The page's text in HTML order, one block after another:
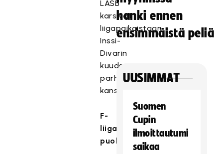
LASB
karsivat
liigapaikoistaan
Inssi-
Divarin
kuuden
parhaan
kanssa.
F-
liigan
puolivälieräparit:
hanki ennen
ensimmäistä peliä
UUSIMMAT
Suomen
Cupin
ilmoittautumi
saikaa